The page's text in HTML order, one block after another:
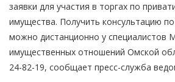
заявки для участия в торгах по
имущества. Получить консультацию
можно дистанционно у специалистов
имущественных отношений Омской
24-82-19, сообщает пресс-служба